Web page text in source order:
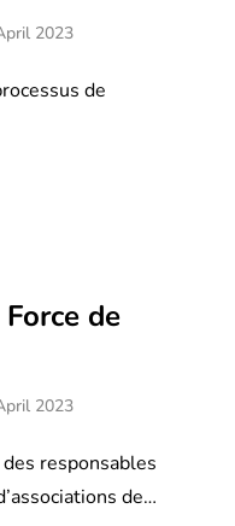
2023
de
de
2023
responsables
de…